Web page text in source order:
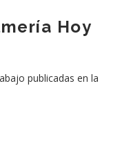
Hoy
publicadas en la